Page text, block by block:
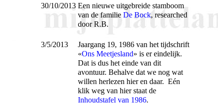
30/10/2013 Een nieuwe uitgebreide stamboom
van de familie De Bock, researched
door R.B.
3/5/2013
Jaargang 19, 1986 van het tijdschrift
«Ons Meetjesland» is er eindelijk.
Dat is dus het einde van dit
avontuur. Behalve dat we nog wat
willen herlezen hier en daar. Eén
klik weg van hier staat de
Inhoudstafel van 1986.